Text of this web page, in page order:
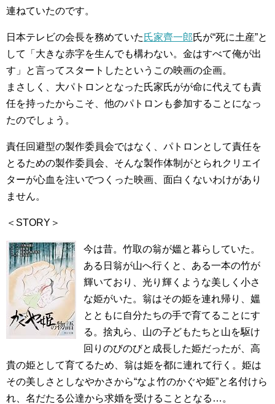
連ねていたのです。
日本テレビの会長を務めていた 氏家齊一郎氏が“死に土産”と
して「大きな赤字を生んでも構わない。金はすべて俺が出
す」と言ってスタートしたというこの映画の企画。
まさしく、大パトロンとなった氏家氏がが命に代えても責
任を持ったからこそ、他のパトロンも参加することになっ
たのでしょう。
責任回避型の製作委員会ではなく、パトロンとして責任を
とるための製作委員会、そんな製作体制がとられクリエイ
ターが心血を注いでつくった映画、面白くないわけがあり
ません。
＜STORY＞
今は昔。竹取の翁が媼と暮らしていた。
ある日翁が山へ行くと、ある一本の竹が
輝いており、光り輝くような美しく小さ
な姫がいた。翁はその姫を連れ帰り、媼
とともに自分たちの手で育てることにす
る。捨丸ら、山の子どもたちと山を駆け
回りのびのびと成長した姫だったが、高
貴の姫として育てるため、翁は姫を都に連れて行く。姫は
その美しさとしなやかさから“なよ竹のかぐや姫”と名付けら
れ、名だたる公達から求婚を受けることとなる…。